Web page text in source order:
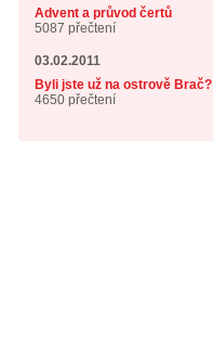
Advent a průvod čertů
5087 přečtení
03.02.2011
Byli jste už na ostrově Brač?
4650 přečtení